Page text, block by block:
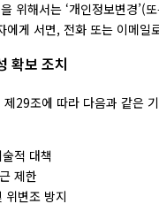
위해서는 ‘개인정보변경’(
에게 서면, 전화 또는 이메
확보 조치
29조에 따라 다음과 같은
적 대책
제한
위변조 방지